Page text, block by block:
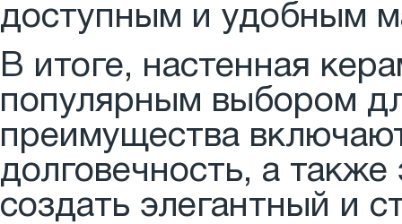
доступным и удобным
В итоге, настенная
популярным выбором
преимущества
долговечность, а
создать элегантный и